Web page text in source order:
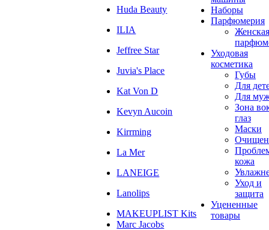
Huda Beauty
ILIA
Jeffree Star
Juvia's Place
Kat Von D
Kevyn Aucoin
Kirrming
La Mer
LANEIGE
Lanolips
MAKEUPLIST Kits
Marc Jacobs
Наборы
Парфюмерия
Женская
Уходовая
косметика
Губы
Для
Для
Зона
глаз
Маски
кожа
Уход и
защита
Уцененные
товары